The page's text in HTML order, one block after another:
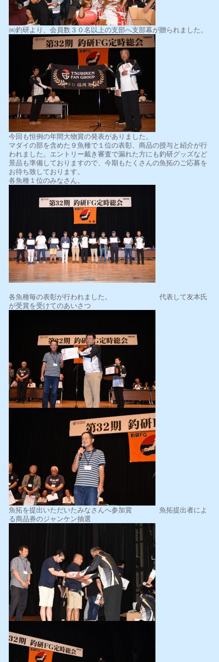
㈱釣研より、会員数３０名以上の支部へ支部幕が贈られました。
今回も恒例の年間大物賞の発表がありました。
マダイの部を含めた９魚種で１位の表彰、商品の授与と紹介が行
われました。エントリー戴き審査で漏れた方にも釣研グッズなど
景品も準備しておりますので、今期もたくさんの魚拓のご応募を
お待ち致しております。
各魚種１位のみなさん。
各魚種毎の表彰が行われました。 代表して友本氏
が受賞を受けてのあいさつ
魚拓を提出いただいたみなさんへ参加賞 魚拓提出者によ
る商品券のジャンケン抽選